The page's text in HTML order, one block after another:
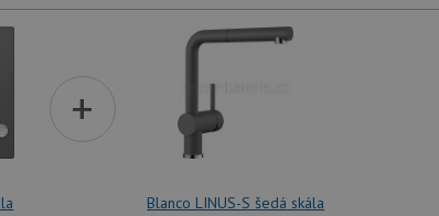
+
Blanco LINUS-S šedá skála